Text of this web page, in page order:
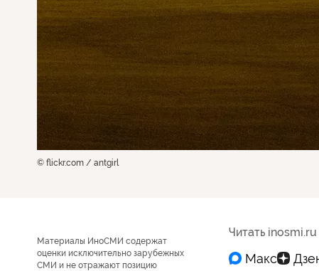
© flickr.com / antgirl
Материалы ИноСМИ содержат
оценки исключительно зарубежных
СМИ и не отражают позицию
Читать inosmi.ru